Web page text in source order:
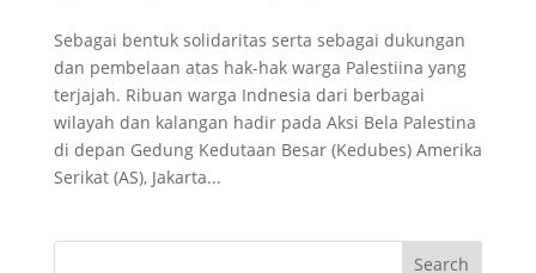
Sebagai bentuk solidaritas serta sebagai dukungan
dan pembelaan atas hak-hak warga Palestiina yang
terjajah. Ribuan warga Indnesia dari berbagai
wilayah dan kalangan hadir pada Aksi Bela Palestina
di depan Gedung Kedutaan Besar (Kedubes) Amerika
Serikat (AS), Jakarta...
Search